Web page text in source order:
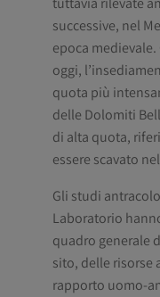
successive, nel
epoca
oggi,
quota più
delle Dolomiti
di alta quota,
essere scavato
Gli studi
Laboratorio
quadro generale
sito, delle risorse
rapporto uomo-